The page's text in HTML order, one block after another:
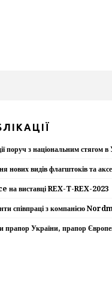
поруч з національним стягом в
нових видів флагштоків та
на виставці REX-T-REX-2023
співпраці з компанією
прапор України, прапор